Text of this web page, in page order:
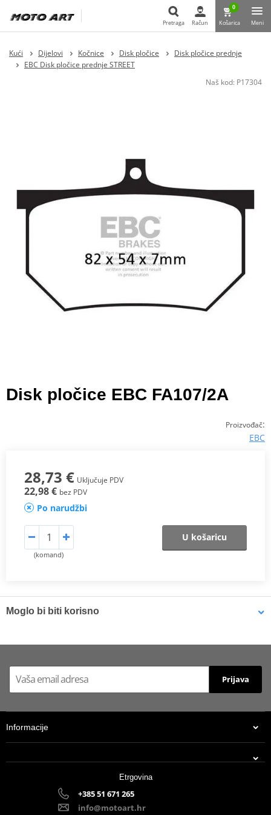
Pretraga
Pretraga Račun
0
Košarica Meni
Kući Dijelovi Kočnice Disk pločice
Disk pločice prednje
EBC Disk pločice prednje STREET
Naš kod: P17304
Disk pločice EBC FA107/2A
Proizvođač:
EBC
28,73 € Uključuje PDV
22,98 € bez PDV
Po narudžbi
(komand)
U košaricu
Moglo bi biti korisno
ml (ideal for workshops)
Prijava
Informacije
Etrgovina
+385 51 671 265
info@motoart.hr